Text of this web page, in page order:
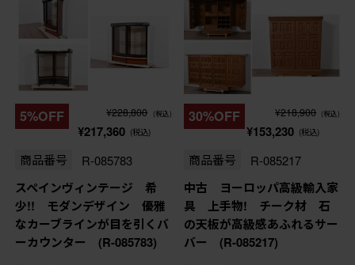
5%OFF ¥228,800 (税込)
¥217,360 (税込)
商品番号 R-085783
スペインヴィンテージ 希
少!! モダンデザイン 優雅
なカーブラインが目を引くバ
ーカウンター (R-085783)
30%OFF ¥218,900 (税込)
¥153,230 (税込)
商品番号 R-085217
中古 ヨーロッパ高級輸入家
具 上手物! チーク材 石
の天板が高級感あふれるサー
バー (R-085217)